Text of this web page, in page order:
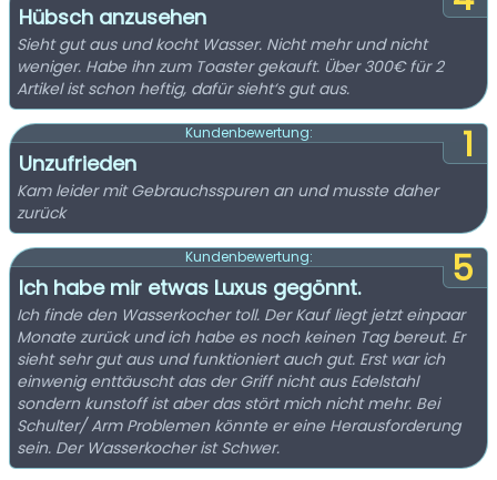
Hübsch anzusehen
Sieht gut aus und kocht Wasser. Nicht mehr und nicht
weniger. Habe ihn zum Toaster gekauft. Über 300€ für 2
Artikel ist schon heftig, dafür sieht‘s gut aus.
1
Kundenbewertung:
Unzufrieden
Kam leider mit Gebrauchsspuren an und musste daher
zurück
5
Kundenbewertung:
Ich habe mir etwas Luxus gegönnt.
Ich finde den Wasserkocher toll. Der Kauf liegt jetzt einpaar
Monate zurück und ich habe es noch keinen Tag bereut. Er
sieht sehr gut aus und funktioniert auch gut. Erst war ich
einwenig enttäuscht das der Griff nicht aus Edelstahl
sondern kunstoff ist aber das stört mich nicht mehr. Bei
Schulter/ Arm Problemen könnte er eine Herausforderung
sein. Der Wasserkocher ist Schwer.